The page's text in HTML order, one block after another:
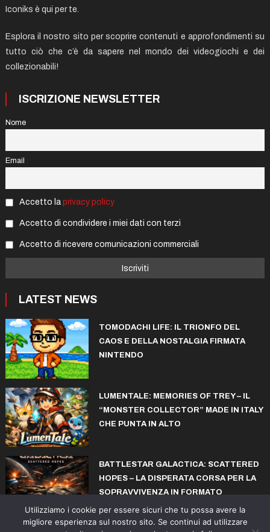
Iconiks è qui per te.
Esplora il nostro sito per scoprire contenuti e approfondimenti su
tutto ciò che c’è da sapere nel mondo dei videogiochi e dei
collezionabili!
ISCRIZIONE NEWSLETTER
Nome
Email
Accetto la privacy policy
Accetto di condividere i miei dati con terzi
Accetto di ricevere comunicazioni commerciali
LATEST NEWS
TOMODACHI LIFE: IL TRIONFO DEL
CAOS E DELLA NOSTALGIA FIRMATA
NINTENDO
LUMENTALE: MEMORIES OF TREY – IL
“MONSTER COLLECTOR” MADE IN ITALY
CHE PUNTA IN ALTO
BATTLESTAR GALACTICA: SCATTERED
HOPES – LA DISPERATA CORSA PER LA
SOPRAVVIVENZA IN FORMATO
ROGUELITE
Utilizziamo i cookie per essere sicuri che tu possa avere la
migliore esperienza sul nostro sito. Se continui ad utilizzare